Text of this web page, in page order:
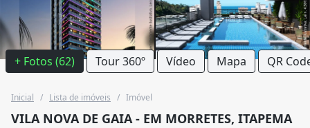
+ Fotos (62) Tour 360º Vídeo Mapa QR
Inicial / Lista de imóveis / Imóvel
VILA NOVA DE GAIA - EM MORRETES, ITAPEMA